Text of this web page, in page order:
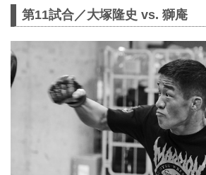
第11試合／大塚隆史 vs. 獅庵